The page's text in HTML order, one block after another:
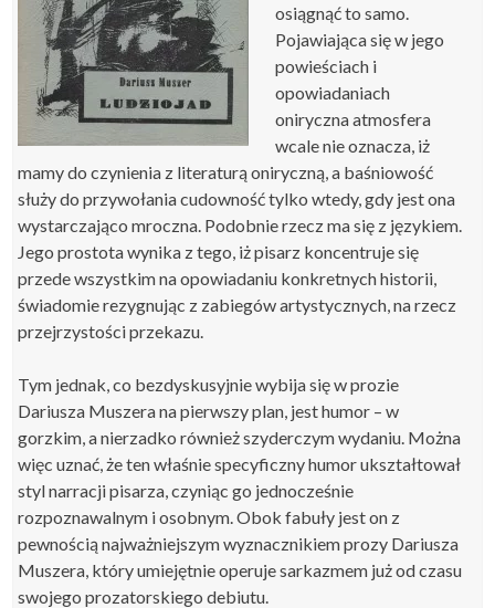
osiągnąć to samo.
Pojawiająca się w jego
powieściach i
opowiadaniach
oniryczna atmosfera
wcale nie oznacza, iż
mamy do czynienia z literaturą oniryczną, a baśniowość
służy do przywołania cudowność tylko wtedy, gdy jest ona
wystarczająco mroczna. Podobnie rzecz ma się z językiem.
Jego prostota wynika z tego, iż pisarz koncentruje się
przede wszystkim na opowiadaniu konkretnych historii,
świadomie rezygnując z zabiegów artystycznych, na rzecz
przejrzystości przekazu.
Tym jednak, co bezdyskusyjnie wybija się w prozie
Dariusza Muszera na pierwszy plan, jest humor – w
gorzkim, a nierzadko również szyderczym wydaniu. Można
więc uznać, że ten właśnie specyficzny humor ukształtował
styl narracji pisarza, czyniąc go jednocześnie
rozpoznawalnym i osobnym. Obok fabuły jest on z
pewnością najważniejszym wyznacznikiem prozy Dariusza
Muszera, który umiejętnie operuje sarkazmem już od czasu
swojego prozatorskiego debiutu.